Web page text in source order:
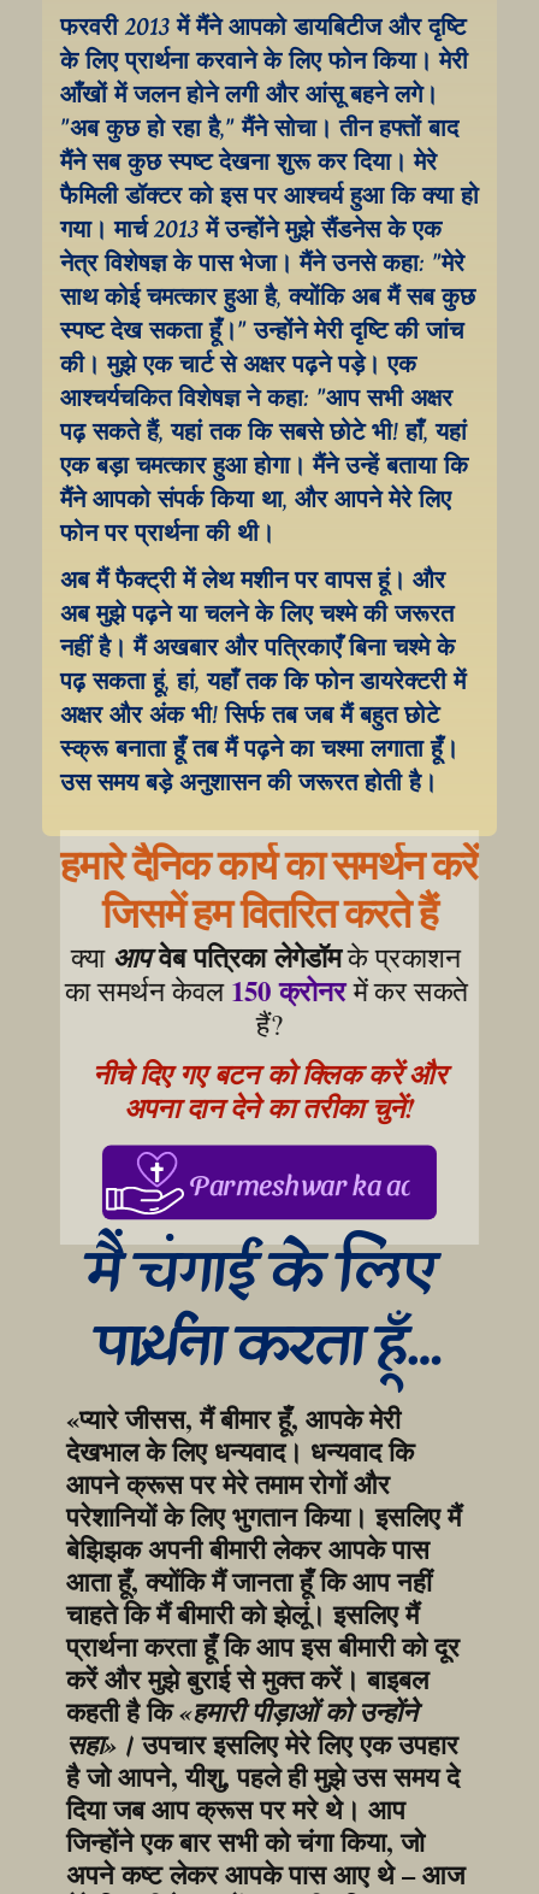
फरवरी 2013 में मैंने आपको डायबिटीज और दृष्टि
के लिए प्रार्थना करवाने के लिए फोन किया। मेरी
आँखों में जलन होने लगी और आंसू बहने लगे।
"अब कुछ हो रहा है," मैंने सोचा। तीन हफ्तों बाद
मैंने सब कुछ स्पष्ट देखना शुरू कर दिया। मेरे
फैमिली डॉक्टर को इस पर आश्चर्य हुआ कि क्या हो
गया। मार्च 2013 में उन्होंने मुझे सैंडनेस के एक
नेत्र विशेषज्ञ के पास भेजा। मैंने उनसे कहा: "मेरे
साथ कोई चमत्कार हुआ है, क्योंकि अब मैं सब कुछ
स्पष्ट देख सकता हूँ।" उन्होंने मेरी दृष्टि की जांच
की। मुझे एक चार्ट से अक्षर पढ़ने पड़े। एक
आश्चर्यचकित विशेषज्ञ ने कहा: "आप सभी अक्षर
पढ़ सकते हैं, यहां तक कि सबसे छोटे भी! हाँ, यहां
एक बड़ा चमत्कार हुआ होगा। मैंने उन्हें बताया कि
मैंने आपको संपर्क किया था, और आपने मेरे लिए
फोन पर प्रार्थना की थी।
अब मैं फैक्ट्री में लेथ मशीन पर वापस हूं। और
अब मुझे पढ़ने या चलने के लिए चश्मे की जरूरत
नहीं है। मैं अखबार और पत्रिकाएँ बिना चश्मे के
पढ़ सकता हूं, हां, यहाँ तक कि फोन डायरेक्टरी में
अक्षर और अंक भी! सिर्फ तब जब मैं बहुत छोटे
स्क्रू बनाता हूँ तब मैं पढ़ने का चश्मा लगाता हूँ।
उस समय बड़े अनुशासन की जरूरत होती है।
हमारे दैनिक कार्य का समर्थन करें
जिसमें हम वितरित करते हैं
क्या आपवेब पत्रिका लेगेडॉम के प्रकाशन
का समर्थन केवल 150 क्रोनर में कर सकते
हैं?
नीचे दिए गए बटन को क्लिक करें और
अपना दान देने का तरीका चुनें!
Parmeshwar ka aabhar,
मैं चंगाई के लिए
प्रार्थना करता हूँ…
«प्यारे जीसस, मैं बीमार हूँ, आपके मेरी
देखभाल के लिए धन्यवाद। धन्यवाद कि
आपने क्रूस पर मेरे तमाम रोगों और
परेशानियों के लिए भुगतान किया। इसलिए मैं
बेझिझक अपनी बीमारी लेकर आपके पास
आता हूँ, क्योंकि मैं जानता हूँ कि आप नहीं
चाहते कि मैं बीमारी को झेलूं। इसलिए मैं
प्रार्थना करता हूँ कि आप इस बीमारी को दूर
करें और मुझे बुराई से मुक्त करें। बाइबल
कहती है कि «हमारी पीड़ाओं को उन्होंने
सहा»। उपचार इसलिए मेरे लिए एक उपहार
है जो आपने, यीशु, पहले ही मुझे उस समय दे
दिया जब आप क्रूस पर मरे थे। आप
जिन्होंने एक बार सभी को चंगा किया, जो
अपने कष्ट लेकर आपके पास आए थे – आज